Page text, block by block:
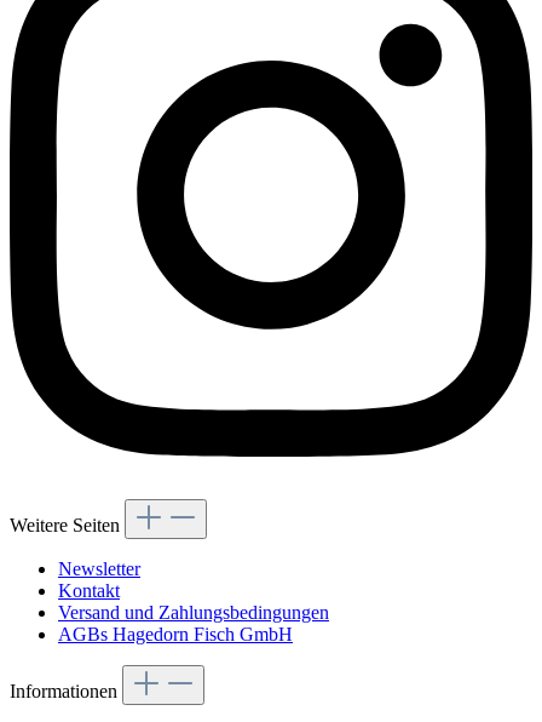
Weitere Seiten
Newsletter
Kontakt
Versand und Zahlungsbedingungen
AGBs Hagedorn Fisch GmbH
Informationen